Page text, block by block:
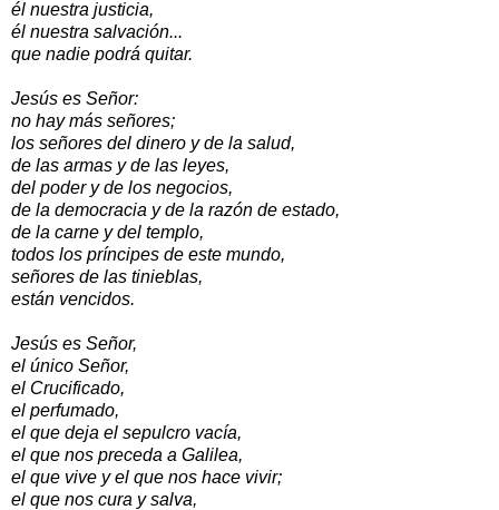
él nuestra justicia,
él nuestra salvación...
que nadie podrá quitar.
Jesús es Señor:
no hay más señores;
los señores del dinero y de la salud,
de las armas y de las leyes,
del poder y de los negocios,
de la democracia y de la razón de estado,
de la carne y del templo,
todos los príncipes de este mundo,
señores de las tinieblas,
están vencidos.
Jesús es Señor,
el único Señor,
el Crucificado,
el perfumado,
el que deja el sepulcro vacía,
el que nos preceda a Galilea,
el que vive y el que nos hace vivir;
el que nos cura y salva,